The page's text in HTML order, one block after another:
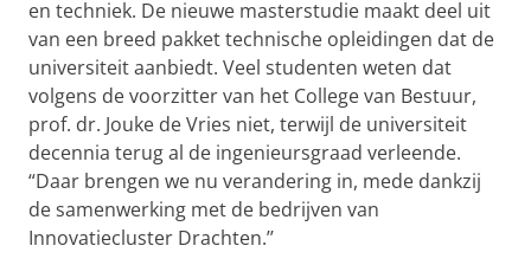
en techniek. De nieuwe masterstudie maakt deel uit
van een breed pakket technische opleidingen dat de
universiteit aanbiedt. Veel studenten weten dat
volgens de voorzitter van het College van Bestuur,
prof. dr. Jouke de Vries niet, terwijl de universiteit
decennia terug al de ingenieursgraad verleende.
“Daar brengen we nu verandering in, mede dankzij
de samenwerking met de bedrijven van
Innovatiecluster Drachten.’’